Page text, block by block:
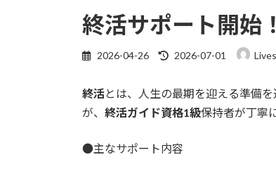
終活サポート開始！
2026-04-26
最
新
日
2026-07-01
終活 とは、人生の最期を迎える準備を
が、 終活ガイド資格1級保持者が丁寧
●主なサポート内容